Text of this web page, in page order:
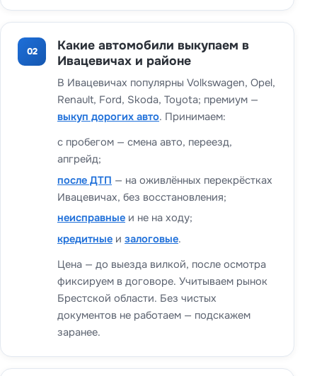
02
Какие автомобили выкупаем в
Ивацевичах и районе
В Ивацевичах популярны Volkswagen, Opel,
Renault, Ford, Skoda, Toyota; премиум —
выкуп дорогих авто. Принимаем:
с пробегом — смена авто, переезд,
апгрейд;
после ДТП — на оживлённых перекрёстках
Ивацевичах, без восстановления;
неисправные и не на ходу;
кредитные и залоговые.
Цена — до выезда вилкой, после осмотра
фиксируем в договоре. Учитываем рынок
Брестской области. Без чистых
документов не работаем — подскажем
заранее.